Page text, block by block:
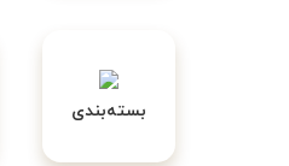
بسته‌بندی